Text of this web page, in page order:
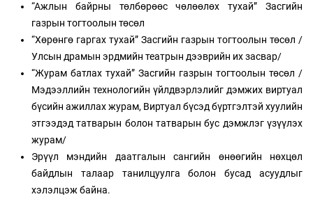
“Ажлын байрны төлбөрөөс чөлөөлөх тухай” Засгийн
газрын тогтоолын төсөл
“Хөрөнгө гаргах тухай” Засгийн газрын тогтоолын төсөл /
Улсын драмын эрдмийн театрын дээврийн их засвар/
“Журам батлах тухай” Засгийн газрын тогтоолын төсөл /
Мэдээллийн технологийн үйлдвэрлэлийг дэмжих виртуал
бүсийн ажиллах журам, Виртуал бүсэд бүртгэлтэй хуулийн
этгээдэд татварын болон татварын бус дэмжлэг үзүүлэх
журам/
Эрүүл мэндийн даатгалын сангийн өнөөгийн нөхцөл
байдлын талаар танилцуулга болон бусад асуудлыг
хэлэлцэж байна.